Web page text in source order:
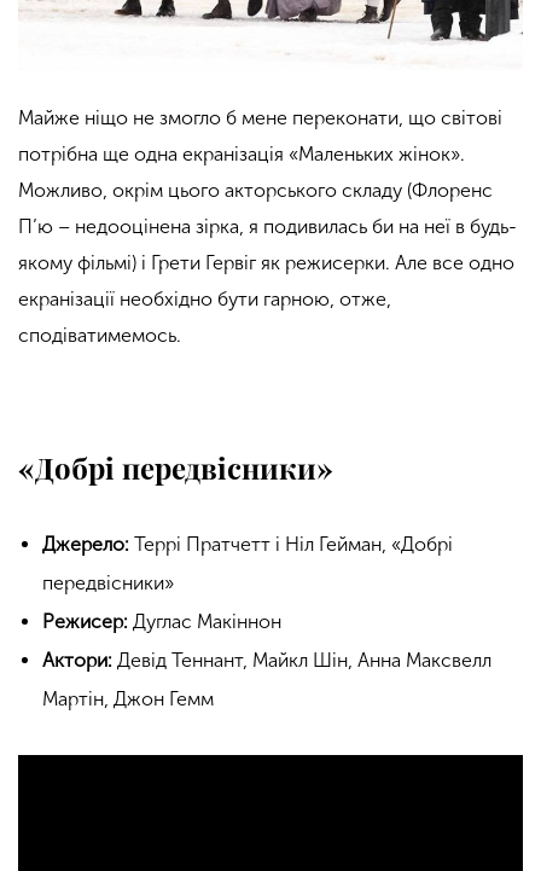
Майже ніщо не змогло б мене переконати, що світові
потрібна ще одна екранізація «Маленьких жінок».
Можливо, окрім цього акторського складу (Флоренс
П’ю – недооцінена зірка, я подивилась би на неї в будь-
якому фільмі) і Грети Гервіг як режисерки. Але все одно
екранізації необхідно бути гарною, отже,
сподіватимемось.
«Добрі передвісники»
Джерело: Террі Пратчетт і Ніл Гейман, «Добрі
передвісники»
Режисер: Дуглас Макіннон
Актори: Девід Теннант, Майкл Шін, Анна Максвелл
Мартін, Джон Гемм